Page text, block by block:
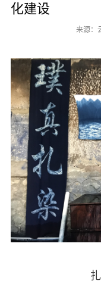
化建设
来源：